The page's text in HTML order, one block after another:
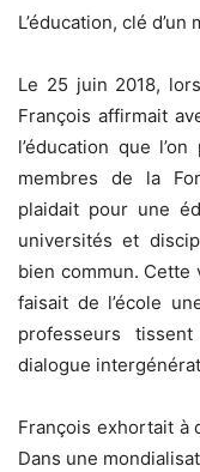
L’éducation, clé
Le 25 juin 2018,
François affirmait
l’éducation que
membres de la
plaidait pour une
universités et
bien commun. Cette
faisait de l’école
professeurs
dialogue
François exhortait à
Dans une